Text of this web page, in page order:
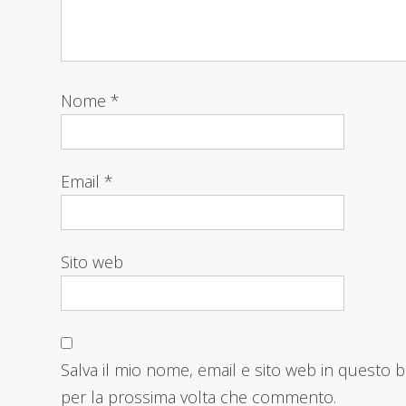
Nome*
Email*
Sito web
Salva il mio nome, email e sito web in questo
per la prossima volta che commento.